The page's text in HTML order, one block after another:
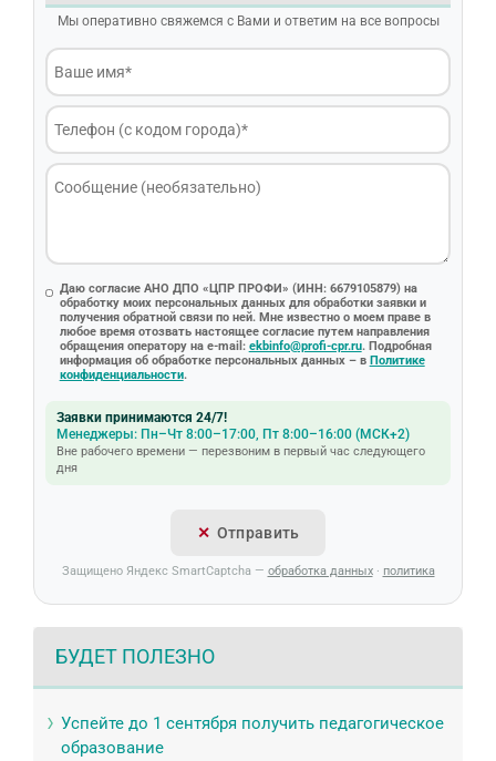
Мы оперативно свяжемся с Вами и ответим на все вопросы
Даю согласие АНО ДПО «ЦПР ПРОФИ» (ИНН: 6679105879) на
обработку моих персональных данных для обработки заявки и
получения обратной связи по ней. Мне известно о моем праве в
любое время отозвать настоящее согласие путем направления
обращения оператору на e-mail: ekbinfo@profi-cpr.ru. Подробная
информация об обработке персональных данных – в Политике
конфиденциальности.
Заявки принимаются 24/7!
Менеджеры: Пн–Чт 8:00–17:00, Пт 8:00–16:00 (МСК+2)
Вне рабочего времени — перезвоним в первый час следующего
дня
Отправить
Защищено Яндекс SmartCaptcha — обработка данных· политика
БУДЕТ ПОЛЕЗНО
Успейте до 1 сентября получить педагогическое
образование